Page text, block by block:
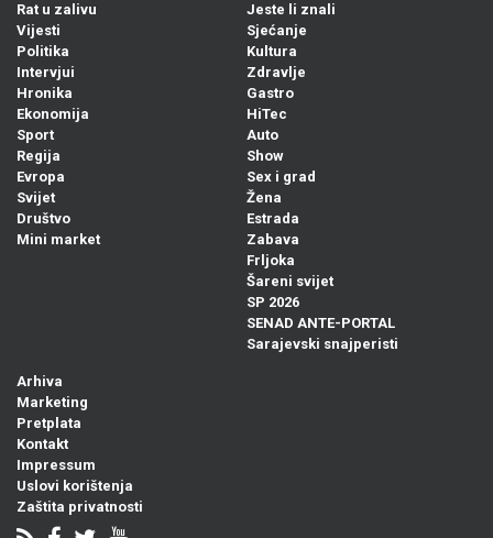
Rat u zalivu
Vijesti
Politika
Intervjui
Hronika
Ekonomija
Sport
Regija
Evropa
Svijet
Društvo
Mini market
Jeste li znali
Sjećanje
Kultura
Zdravlje
Gastro
HiTec
Auto
Show
Sex i grad
Žena
Estrada
Zabava
Frljoka
Šareni svijet
SP 2026
SENAD ANTE-PORTAL
Sarajevski snajperisti
Arhiva
Marketing
Pretplata
Kontakt
Impressum
Uslovi korištenja
Zaštita privatnosti